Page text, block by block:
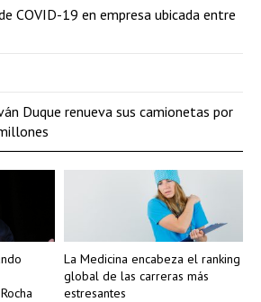
La Medicina encabeza el ranking
global de las carreras más
estresantes
COVID-19 en empresa ubicada entre
Duque renueva sus camionetas por